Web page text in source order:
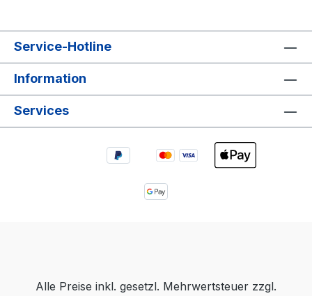
Service-Hotline
Information
Services
Alle Preise inkl. gesetzl. Mehrwertsteuer zzgl.